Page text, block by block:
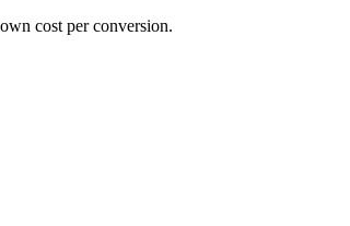
cost per conversion.